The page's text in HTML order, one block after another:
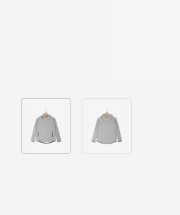
Bild 1 in Galerieansicht laden